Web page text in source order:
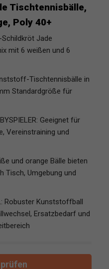
Tischtennisbälle,
Poly 40+
Schildkröt Jade
mit 6 weißen und 6
Tischtennisbälle in
Standardgröße für
Geeignet für
Vereinstraining und
und orange Bälle bieten
Tisch, Umgebung und
Robuster Kunststoffball
Ersatzbedarf und